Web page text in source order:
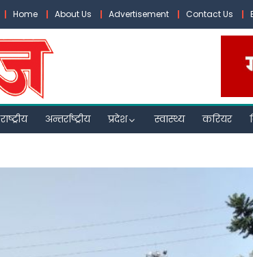
Home About Us Advertisement Contact Us
राष्ट्रीय अन्तर्राष्ट्रीय प्रदेश स्वास्थ्य करियर